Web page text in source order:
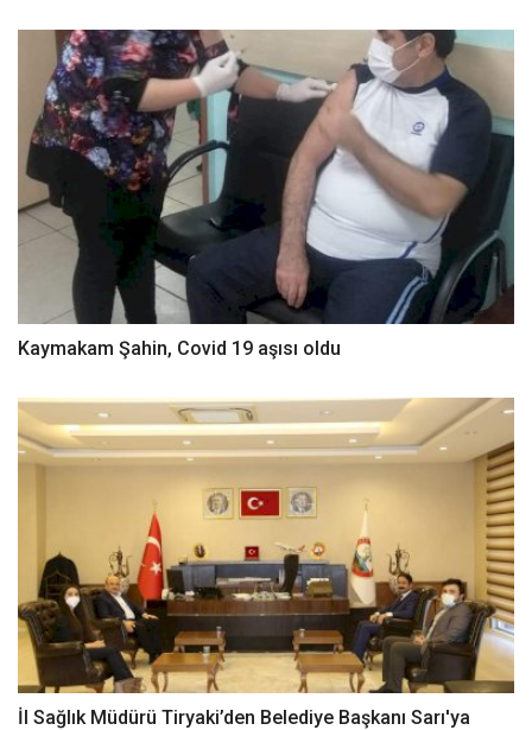
Kaymakam Şahin, Covid 19 aşısı oldu
İl Sağlık Müdürü Tiryaki’den Belediye Başkanı Sarı'ya